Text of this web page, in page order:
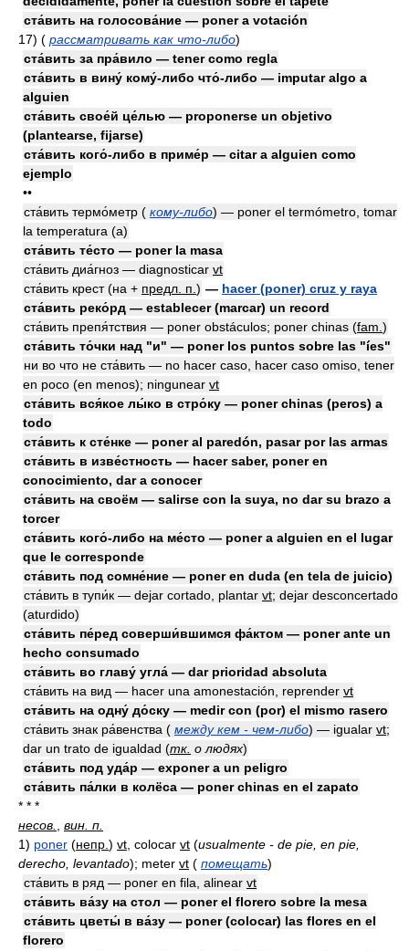
ста́вить на голосова́ние — poner a votación
17) ( рассматривать как что-либо)
ста́вить за пра́вило — tener como regla
ста́вить в вину́ кому́-либо что́-либо — imputar algo a
alguien
ста́вить свое́й це́лью — proponerse un objetivo
(plantearse, fijarse)
ста́вить кого́-либо в приме́р — citar a alguien como
ejemplo
••
ста́вить термо́метр ( кому-либо) — poner el termómetro, tomar
la temperatura (a)
ста́вить те́сто — poner la masa
ста́вить диа́гноз — diagnosticar vt
ста́вить крест (на + предл. п. ) — hacer (poner) cruz y raya
ста́вить реко́рд — establecer (marcar) un record
ста́вить препя́тствия — poner obstáculos; poner chinas (fam. )
ста́вить то́чки над "и" — poner los puntos sobre las "íes"
ни во что не ста́вить — no hacer caso, hacer caso omiso, tener
en poco (en menos); ningunear vt
ста́вить вся́кое лы́ко в стро́ку — poner chinas (peros) a
todo
ста́вить к сте́нке — poner al paredón, pasar por las armas
ста́вить в изве́стность — hacer saber, poner en
conocimiento, dar a conocer
ста́вить на своём — salirse con la suya, no dar su brazo a
torcer
ста́вить кого́-либо на ме́сто — poner a alguien en el lugar
que le corresponde
ста́вить под сомне́ние — poner en duda (en tela de juicio)
ста́вить в тупи́к — dejar cortado, plantar vt; dejar desconcertado
(aturdido)
ста́вить пе́ред соверши́вшимся фа́ктом — poner ante un
hecho consumado
ста́вить во главу́ угла́ — dar prioridad absoluta
ста́вить на вид — hacer una amonestación, reprender vt
ста́вить на одну́ до́ску — medir con (por) el mismo rasero
ста́вить знак ра́венства ( между кем - чем-либо) — igualar vt;
dar un trato de igualdad (тк. о людях)
ста́вить под уда́р — exponer a un peligro
ста́вить па́лки в колёса — poner chinas en el zapato
* * *
несов.
вин. п.
1) poner (непр. ) vt , colocar vt (usualmente - de pie, en pie,
derecho, levantado); meter vt ( помещать)
ста́вить в ряд — poner en fila, alinear vt
ста́вить ва́зу на стол — poner el florero sobre la mesa
ста́вить цветы́ в ва́зу — poner (colocar) las flores en el
florero